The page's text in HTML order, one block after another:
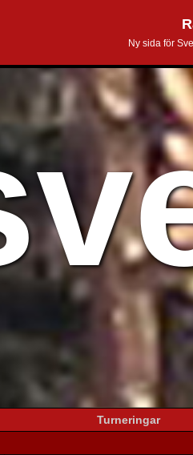
Ny sida för
Turneringar